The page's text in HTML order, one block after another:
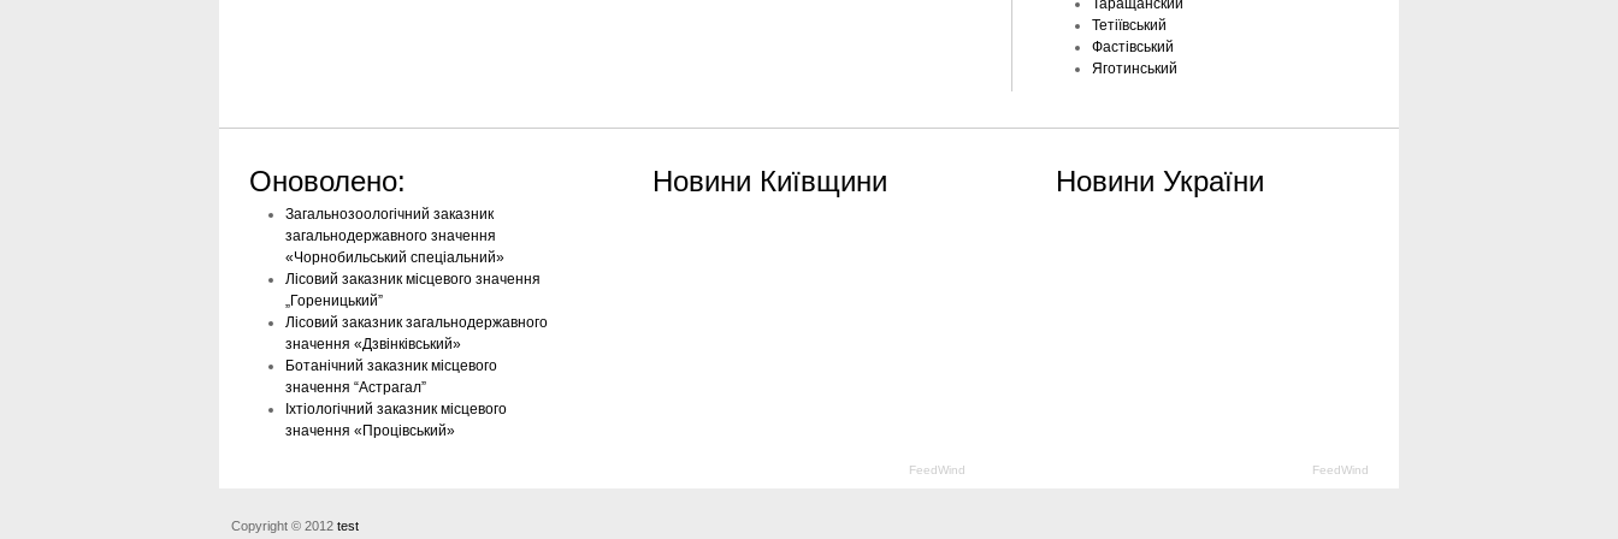
Таращанский
Тетіївський
Фастівський
Яготинський
Оноволено:
Загальнозоологічний заказник
загальнодержавного значення
«Чорнобильський спеціальний»
Лісовий заказник місцевого значення
„Гореницький”
Лісовий заказник загальнодержавного
значення «Дзвінківський»
Ботанічний заказник місцевого
значення “Астрагал”
Іхтіологічний заказник місцевого
значення «Процівський»
Новини Київщини
FeedWind
Новини України
FeedWind
Copyright © 2012 test